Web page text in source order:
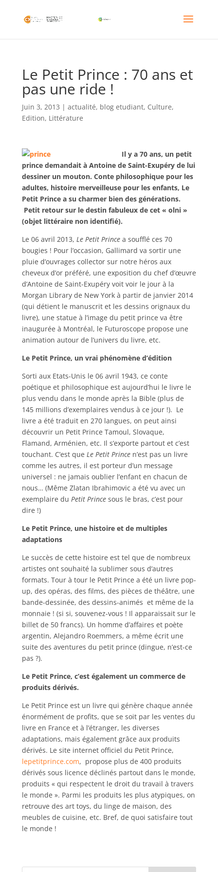
Le Petit Prince : 70 ans et
pas une ride !
Juin 3, 2013 | actualité, blog etudiant, Culture,
Edition, Littérature
Il y a 70 ans, un petit
prince demandait à Antoine de Saint-Exupéry de lui
dessiner un mouton. Conte philosophique pour les
adultes, histoire merveilleuse pour les enfants, Le
Petit Prince a su charmer bien des générations.
Petit retour sur le destin fabuleux de cet « olni »
(objet littéraire non identifié).
Le 06 avril 2013, Le Petit Princea soufflé ces 70
bougies ! Pour l’occasion, Gallimard va sortir une
pluie d’ouvrages collector sur notre héros aux
cheveux d’or préféré, une exposition du chef d’œuvre
d’Antoine de Saint-Exupéry voit voir le jour à la
Morgan Library de New York à partir de janvier 2014
(qui détient le manuscrit et les dessins orignaux du
livre), une statue à l’image du petit prince va être
inaugurée à Montréal, le Futuroscope propose une
animation autour de l’univers du livre, etc.
Le Petit Prince, un vrai phénomène d’édition
Sorti aux Etats-Unis le 06 avril 1943, ce conte
poétique et philosophique est aujourd’hui le livre le
plus vendu dans le monde après la Bible (plus de
145 millions d’exemplaires vendus à ce jour !). Le
livre a été traduit en 270 langues, on peut ainsi
découvrir un Petit Prince Tamoul, Slovaque,
Flamand, Arménien, etc. Il s’exporte partout et c’est
touchant. C’est que Le Petit Princen’est pas un livre
comme les autres, il est porteur d’un message
universel : ne jamais oublier l’enfant en chacun de
nous… (Même Zlatan Ibrahimovic a été vu avec un
exemplaire du Petit Princesous le bras, c’est pour
dire !)
Le Petit Prince, une histoire et de multiples
adaptations
Le succès de cette histoire est tel que de nombreux
artistes ont souhaité la sublimer sous d’autres
formats. Tour à tour le Petit Prince a été un livre pop-
up, des opéras, des films, des pièces de théâtre, une
bande-dessinée, des dessins-animés et même de la
monnaie ! (si si, souvenez-vous ! Il apparaissait sur le
billet de 50 francs). Un homme d’affaires et poète
argentin, Alejandro Roemmers, a même écrit une
suite des aventures du petit prince (dingue, n’est-ce
pas ?).
Le Petit Prince, c’est également un commerce de
produits dérivés.
Le Petit Prince est un livre qui génère chaque année
énormément de profits, que se soit par les ventes du
livre en France et à l’étranger, les diverses
adaptations, mais également grâce aux produits
dérivés. Le site internet officiel du Petit Prince,
lepetitprince.com, propose plus de 400 produits
dérivés sous licence déclinés partout dans le monde,
produits « qui respectent le droit du travail à travers
le monde ». Parmi les produits les plus atypiques, on
retrouve des art toys, du linge de maison, des
meubles de cuisine, etc. Bref, de quoi satisfaire tout
le monde !